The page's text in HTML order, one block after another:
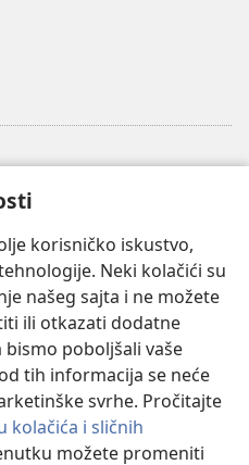
korisničko iskustvo,
Neki kolačići su
našeg sajta i ne možete
ili otkazati dodatne
poboljšali vaše
tih informacija se neće
svrhe. Pročitajte
kolačića i sličnih
možete promeniti